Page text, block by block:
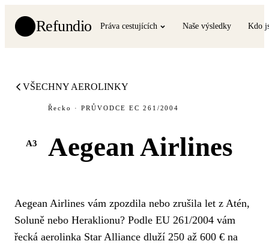
Refundio Práva cestujících Naše výsledky Kdo
VŠECHNY AEROLINKY
A3
Řecko · PRŮVODCE EC 261/2004
Aegean Airlines
Aegean Airlines vám zpozdila nebo zrušila let z Atén,
Soluně nebo Heraklionu? Podle EU 261/2004 vám
řecká aerolinka Star Alliance dluží 250 až 600 € na